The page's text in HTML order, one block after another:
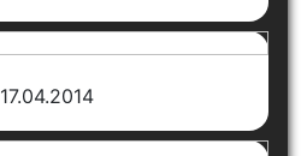
17.04.2014